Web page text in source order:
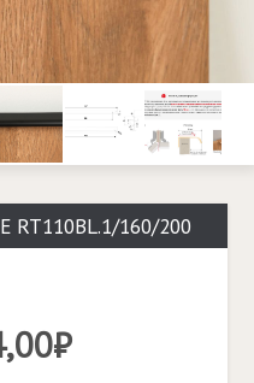
RT110BL.1/160/200